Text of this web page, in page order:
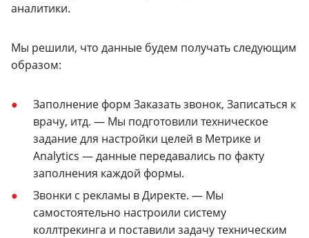
аналитики.
Мы решили, что данные будем получать следующим
образом:
Заполнение форм Заказать звонок, Записаться к
врачу, итд. — Мы подготовили техническое
задание для настройки целей в Метрике и
Analytics — данные передавались по факту
заполнения каждой формы.
Звонки с рекламы в Директе. — Мы
самостоятельно настроили систему
коллтрекинга и поставили задачу техническим